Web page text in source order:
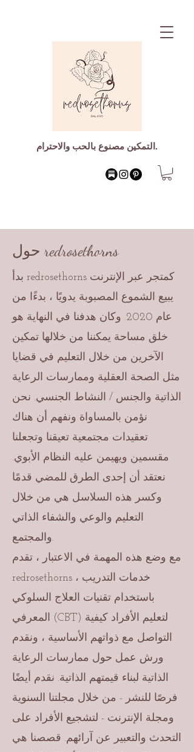
التمكين مصنوع بالحب والاحترام.
حول redrosethorns
بدأ redrosethorns كمتجر عبر الإنترنت
يبيع الشموع المصبوبة يدويًا ، بدءًا من
عام 2020. وكان هدفنا في النهاية هو
خلق مساحة يمكننا من خلالها تمكين
الآخرين من خلال التعليم في قضايا
مثل الصحة العقلية وممارسات الرعاية
الذاتية والجنس / النشاط الجنسي. نحن
نؤمن بالمساواة ونفهم أن هناك
تعقيدات مجتمعية تعيقنا وتجعلنا
مقسمين ويهيمن عليه النظام الأبوي.
نعتقد أن إحدى الطرق للمضي قدمًا
وكسر هذه السلاسل هي من خلال
التعليم والوعي والشفاء الذاتي
والمجتمع.
مع وضع هذه المهمة في الاعتبار ، تقدم
redrosethorns خدمات التدريب ،
باستخدام تقنيات العلاج السلوكي
المعرفي (CBT) لتعليم الأفراد كيفية
التواصل مع ذواتهم الأساسية ، ونقدم
ورش عمل حول ممارسات الرعاية
الذاتية لبناء قيمتهم الذاتية. نقدم أيضًا
فرصًا للنشر - من خلال مجلتنا السنوية
ومجلة الإنترنت - لتشجيع الأفراد على
التحدث والتعبير عن آرائهم. قصصنا هي